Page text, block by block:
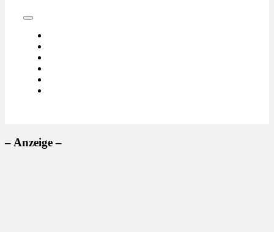
– Anzeige –